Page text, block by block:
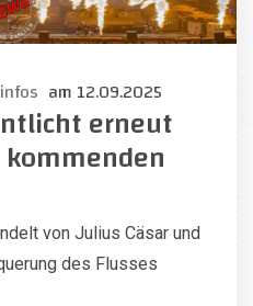
am 12.09.2025
erneut
von Julius Cäsar und
des Flusses